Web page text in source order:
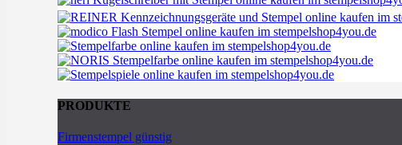
PRODUKTE
Firmenstempel günstig